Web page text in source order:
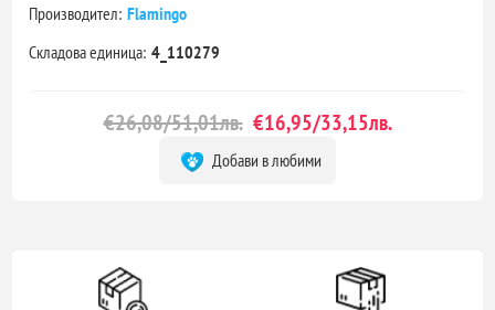
Производител: Flamingo
Складова единица: 4_110279
€26,08/51,01лв. €16,95/33,15лв.
Добави в любими